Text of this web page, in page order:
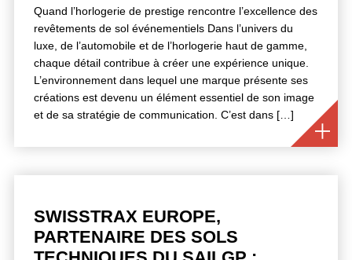
Quand l’horlogerie de prestige rencontre l’excellence des
revêtements de sol événementiels Dans l’univers du
luxe, de l’automobile et de l’horlogerie haut de gamme,
chaque détail contribue à créer une expérience unique.
L’environnement dans lequel une marque présente ses
créations est devenu un élément essentiel de son image
et de sa stratégie de communication. C’est dans […]
SWISSTRAX EUROPE,
PARTENAIRE DES SOLS